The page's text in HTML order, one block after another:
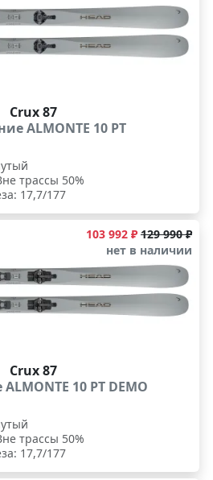
Crux 87
ALMONTE 10 PT
трассы 50%
17,7/177
103 992 ₽ 129 990 ₽
нет в наличии
Crux 87
10 PT DEMO
трассы 50%
17,7/177